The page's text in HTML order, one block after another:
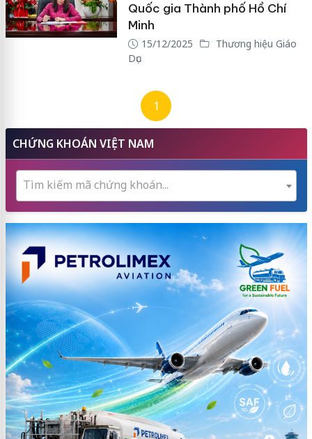
Quốc gia Thành phố Hồ Chí
Minh
15/12/2025
Thương hiệu Giáo
Dục
1
CHỨNG KHOÁN VIỆT NAM
Tìm kiếm mã chứng khoán...